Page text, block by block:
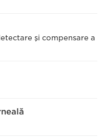
şi compensare a